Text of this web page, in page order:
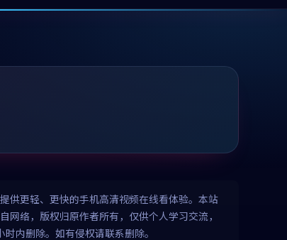
供更轻、更快的手机高清视频在线看体验。本站
网络，版权归原作者所有，仅供个人学习交流，
时内删除。如有侵权请联系删除。